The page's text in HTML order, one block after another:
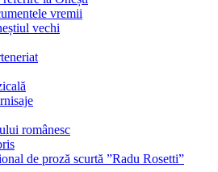
vremii
vechi
românesc
de proză scurtă ”Radu Rosetti”